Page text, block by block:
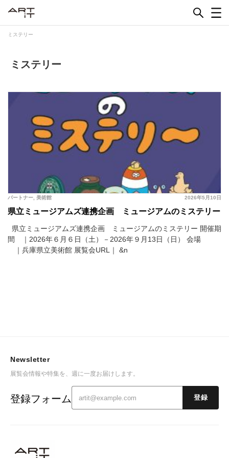
ミステリー
ミステリー
2026年5月10日
パートナー 美術館
県立ミュージアムズ連携企画 ミュージアムのミステリー
県立ミュージアムズ連携企画 ミュージアムのミステリー 開催期
間 ｜2026年６月６日（土）－2026年９月13日（日） 会場
｜兵庫県立美術館 展覧会URL｜
&n
Newsletter
展覧会情報や特集を、週に一度お届けします。
登録フォーム 登録